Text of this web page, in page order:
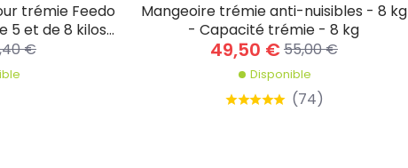
trémie Feedo
5 et de 8 kilos -
€
Mangeoire trémie anti-nuisibles - 8 kg
- Capacité trémie - 8 kg
49,50 €55,00 €
Disponible
(74)